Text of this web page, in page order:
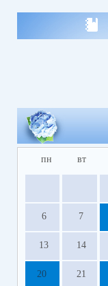
пн вт
6 7
13 14
20 21